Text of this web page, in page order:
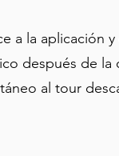
portales,
Natividad hasta
Dentro,
Dame de la
de la
a la aplicación
después de la
al tour